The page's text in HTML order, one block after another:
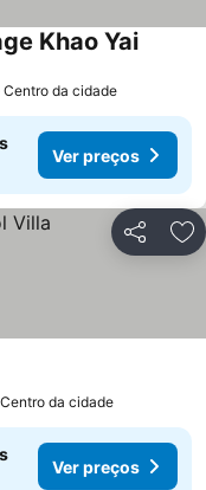
Khao Yai
Centro da cidade
Ver preços
Partilhar
da cidade
Ver preços